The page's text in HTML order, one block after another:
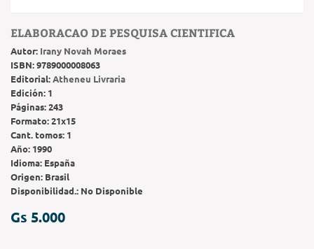
ELABORACAO DE PESQUISA CIENTIFICA
Autor: Irany Novah Moraes
ISBN:9789000008063
Editorial:Atheneu Livraria
Edición: 1
Páginas:243
Formato:21x15
Cant. tomos: 1
Año: 1990
Idioma: España
Origen: Brasil
Disponibilidad.: No Disponible
Gs 5.000